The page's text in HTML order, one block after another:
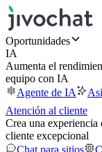
Oportunidades
IA
Aumenta el
equipo con IA
Agente de IA
Atención al cliente
Crea una experiencia
cliente excepcional
Chat para sitios